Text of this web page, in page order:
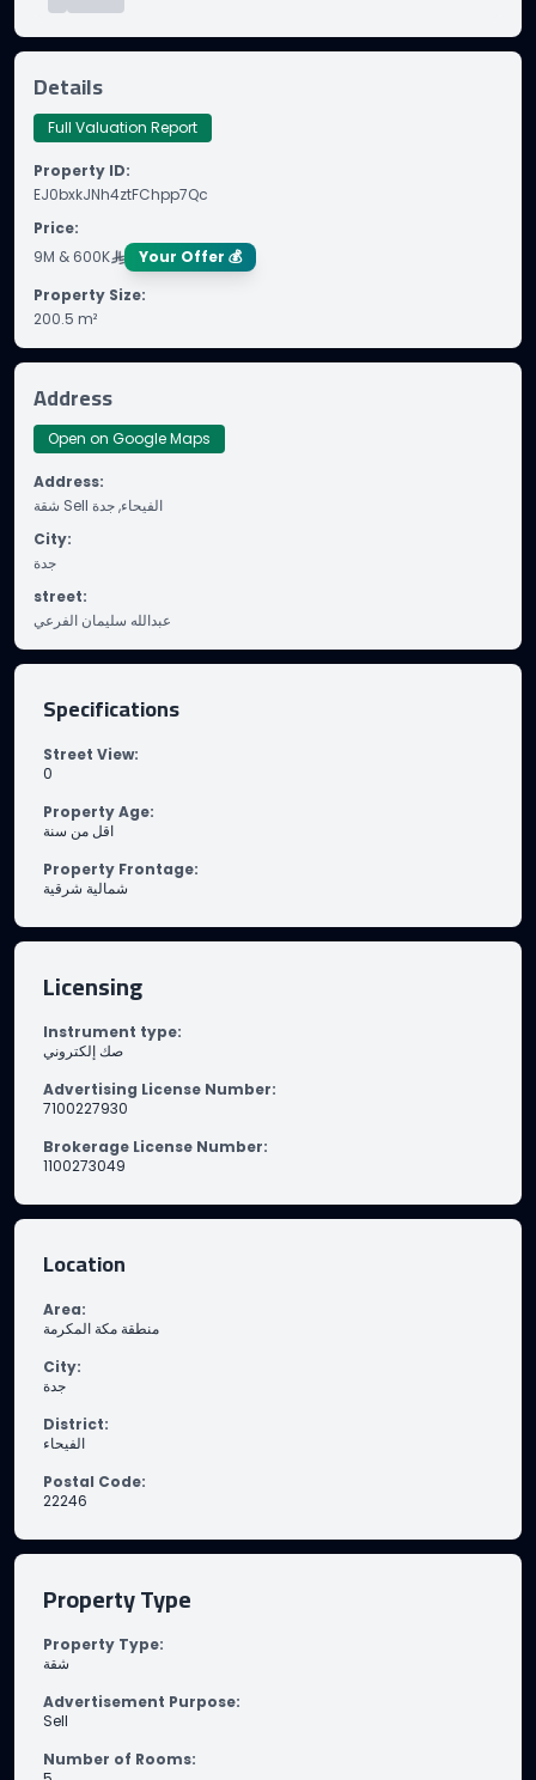
Details
Full Valuation Report
Property ID:
EJ0bxkJNh4ztFChpp7Qc
Price:
9M & 600K
Your Offer 💰
Property Size:
200.5 m²
Address
Open on Google Maps
Address:
شقة Sell الفيحاء, جدة
City:
جدة
street:
عبدالله سليمان الفرعي
Specifications
Street View:
0
Property Age:
اقل من سنة
Property Frontage:
شمالية شرقية
Licensing
Instrument type:
صك إلكتروني
Advertising License Number:
7100227930
Brokerage License Number:
1100273049
Location
Area:
منطقة مكة المكرمة
City:
جدة
District:
الفيحاء
Postal Code:
22246
Property Type
Property Type:
شقة
Advertisement Purpose:
Sell
Number of Rooms: